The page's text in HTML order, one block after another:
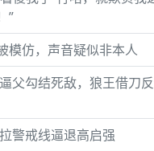
”
模仿，声音疑似非本人
父勾结死敌，狼王借刀
警戒线逼退高启强